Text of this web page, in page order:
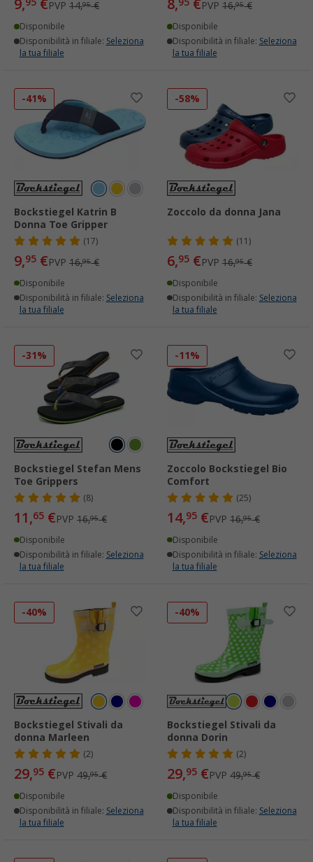
9,95 €PVP 14,95€
Disponibile
Disponibilità in filiale: Seleziona
la tua filiale
8,95 €PVP 16,95€
Disponibile
Disponibilità in filiale: Seleziona
la tua filiale
-41%
Bockstiegel Katrin B
Donna Toe Gripper
(17)
9,95 €PVP 16,95€
Disponibile
Disponibilità in filiale: Seleziona
la tua filiale
-58%
Zoccolo da donna Jana
(11)
6,95 €PVP 16,95€
Disponibile
Disponibilità in filiale: Seleziona
la tua filiale
-31%
Bockstiegel Stefan Mens
Toe Grippers
(8)
11,65 €PVP 16,95€
Disponibile
Disponibilità in filiale: Seleziona
la tua filiale
-11%
Zoccolo Bockstiegel Bio
Comfort
(25)
14,95 €PVP 16,95€
Disponibile
Disponibilità in filiale: Seleziona
la tua filiale
-40%
Bockstiegel Stivali da
donna Marleen
(2)
29,95 €PVP 49,95€
Disponibile
Disponibilità in filiale: Seleziona
la tua filiale
-40%
Bockstiegel Stivali da
donna Dorin
(2)
29,95 €PVP 49,95€
Disponibile
Disponibilità in filiale: Seleziona
la tua filiale